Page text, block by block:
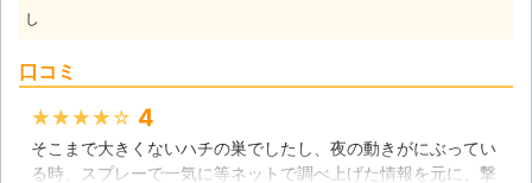
虫駆除、シロアリ駆除はぜひ私たちに
合わせをお待ちしております。 【湿
気は要注意です】 シロアリの大好物
し
口コミ
★★★★★ 4
そこまで大きくないハチの巣でしたし、夜の動きがにぶってい
る時、スプレーで一気に等ネットで調べ上げた情報を元に、撃